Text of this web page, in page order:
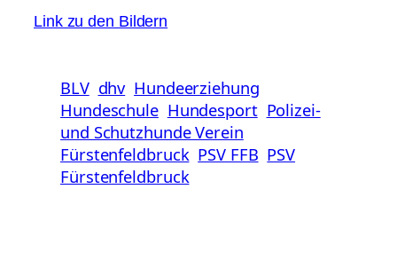
Link zu den Bildern
BLV dhv Hundeerziehung
Hundeschule Hundesport Polizei-
und Schutzhunde Verein
Fürstenfeldbruck PSV FFB PSV
Fürstenfeldbruck